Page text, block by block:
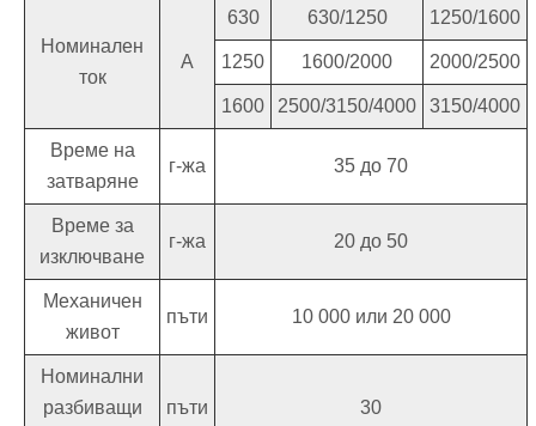
Номинален
ток
A
630 630/1250 1250/1600
1250 1600/2000 2000/2500
1600 2500/3150/4000 3150/4000
Време на
затваряне
г-жа 35 до 70
Време за
изключване
г-жа 20 до 50
Механичен
живот
пъти 10 000 или 20 000
Номинални
разбиващи
пъти 30